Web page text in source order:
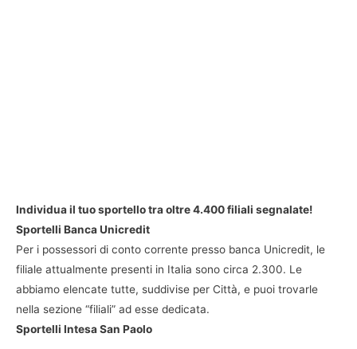
Individua il tuo sportello tra oltre 4.400 filiali segnalate!
Sportelli Banca Unicredit
Per i possessori di conto corrente presso banca Unicredit, le
filiale attualmente presenti in Italia sono circa 2.300. Le
abbiamo elencate tutte, suddivise per Città, e puoi trovarle
nella sezione “filiali” ad esse dedicata.
Sportelli Intesa San Paolo